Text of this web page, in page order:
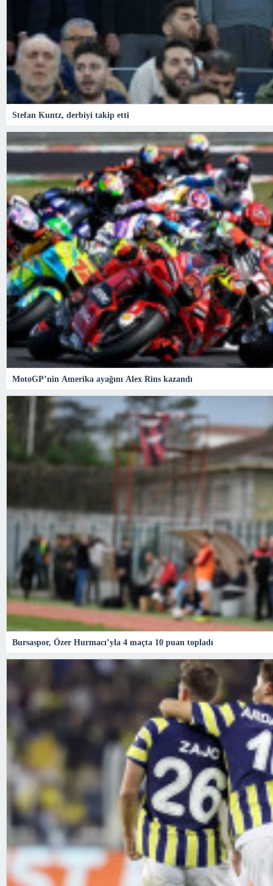
Stefan Kuntz, derbiyi takip etti
MotoGP’nin Amerika ayağını Alex Rins kazandı
Bursaspor, Özer Hurmacı’yla 4 maçta 10 puan topladı